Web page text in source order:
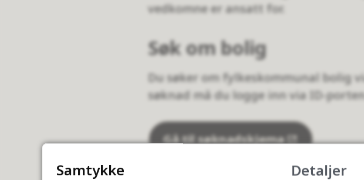
vedkomne er ansatt for.
Søk om bolig
Du søker om fylkeskommunal bolig
søknad må du logge inn via ID-
Gå til søknadskjema
Samtykke Detaljer